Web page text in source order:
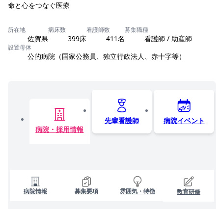
命と心をつなぐ医療
所在地
佐賀県
病床数
399床
看護師数
411名
募集職種
看護師 / 助産師
設置母体
公的病院（国家公務員、独立行政法人、赤十字等）
病院・採用情報
先輩看護師 病院イベント
病院情報 募集要項 雰囲気・特徴 教育研修